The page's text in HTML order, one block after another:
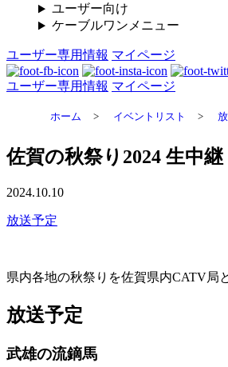
ユーザー向け
ケーブルワンメニュー
ユーザー専用情報 マイページ
ユーザー専用情報 マイページ
ホーム > イベントリスト >
佐賀の秋祭り2024 生中継
2024.10.10
放送予定
県内各地の秋祭りを佐賀県内CATV局
放送予定
武雄の流鏑馬